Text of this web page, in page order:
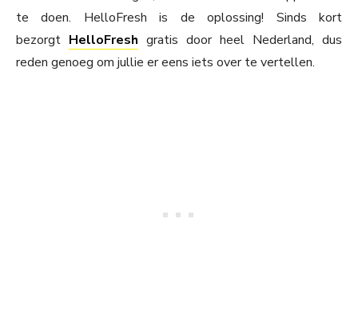
te doen. HelloFresh is de oplossing! Sinds kort
bezorgt HelloFresh gratis door heel Nederland, dus
reden genoeg om jullie er eens iets over te vertellen.